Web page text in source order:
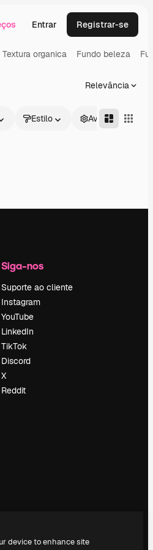
imagemEntrar Registrar-se
Textura organica Fundo beleza
Relevância
Estilo Avançado
Siga-nos
Suporte ao cliente
Instagram
YouTube
LinkedIn
TikTok
Discord
X
Reddit
device to enhance site